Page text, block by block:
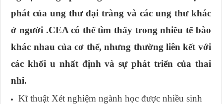
phát của ung thư đại tràng và các ung thư khác
ở người .CEA có thể tìm thấy trong nhiều tế bào
khác nhau của cơ thể, nhưng thường liên kết với
các khối u nhất định và sự phát triển của thai
nhi.
Kĩ thuật Xét nghiệm ngành học được nhiều sinh